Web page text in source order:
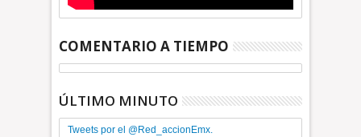
COMENTARIO A TIEMPO
ÚLTIMO MINUTO
Tweets por el @Red_accionEmx.